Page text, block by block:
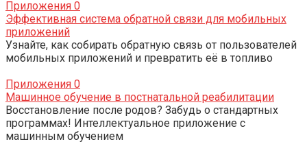
Приложения 0
Эффективная система обратной связи для мобильных
приложений
Узнайте, как собирать обратную связь от пользователей
мобильных приложений и превратить её в топливо
Приложения 0
Машинное обучение в постнатальной реабилитации
Восстановление после родов? Забудь о стандартных
программах! Интеллектуальное приложение с
машинным обучением